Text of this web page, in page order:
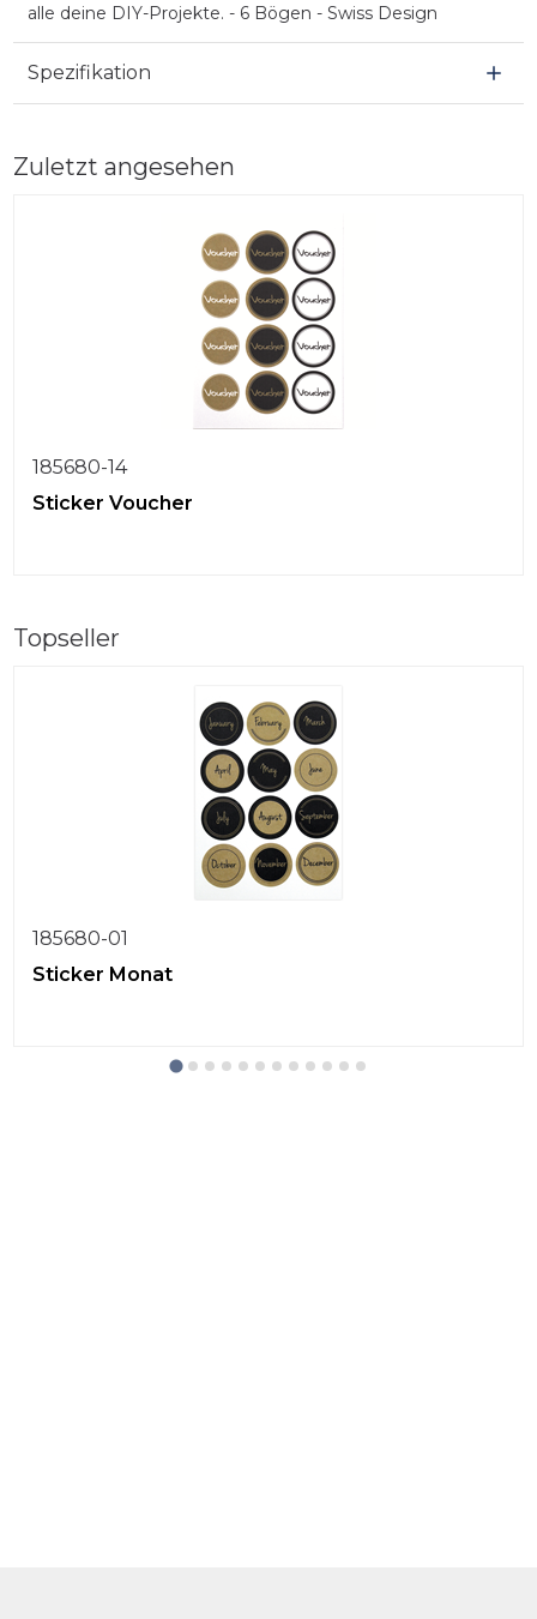
alle deine DIY-Projekte. - 6 Bögen - Swiss Design
Spezifikation
Zuletzt angesehen
185680-14
Sticker Voucher
Topseller
185680-01
Sticker Monat